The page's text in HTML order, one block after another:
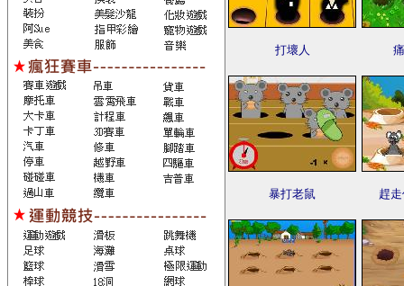
打壞人
暴打老鼠 趕